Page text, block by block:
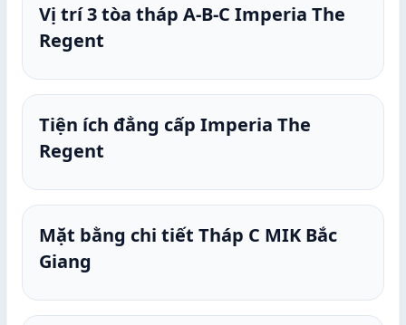
Vị trí 3 tòa tháp A-B-C Imperia The
Regent
Tiện ích đẳng cấp Imperia The
Regent
Mặt bằng chi tiết Tháp C MIK Bắc
Giang